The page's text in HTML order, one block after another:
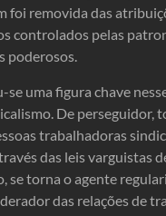
foi removida das
controlados pelas
poderosos.
uma figura chave
De perseguidor,
trabalhadoras
das leis varguistas
se torna o agente
das relações de